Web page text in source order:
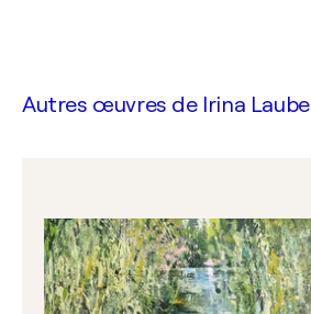
Autres œuvres de Irina Laube